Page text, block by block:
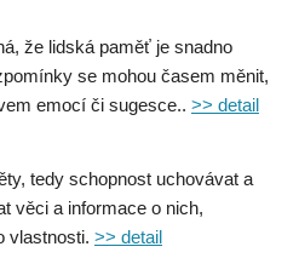
že lidská paměť je snadno
se mohou časem měnit,
emocí či sugesce.. >> detail
tedy schopnost uchovávat a
věci a informace o nich,
vlastnosti. >> detail